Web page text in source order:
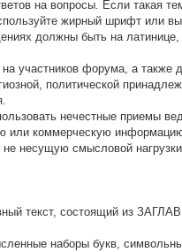
на вопросы. Если такая
жирный шрифт или
должны быть на латинице,
участников форума, а
политической
нечестные приемы
коммерческую
несущую смысловой
текст, состоящий из
наборы букв,